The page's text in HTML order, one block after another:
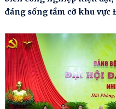
đáng sống tầm cỡ khu vực